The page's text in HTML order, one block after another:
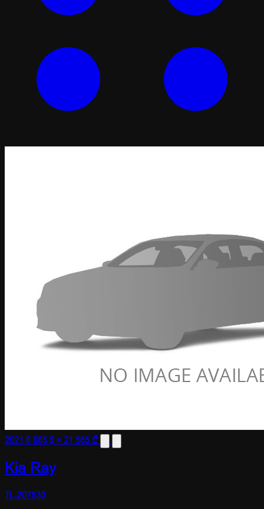
2021 8 085 $≈ 21 565 ₾
Kia Ray
TL-207530